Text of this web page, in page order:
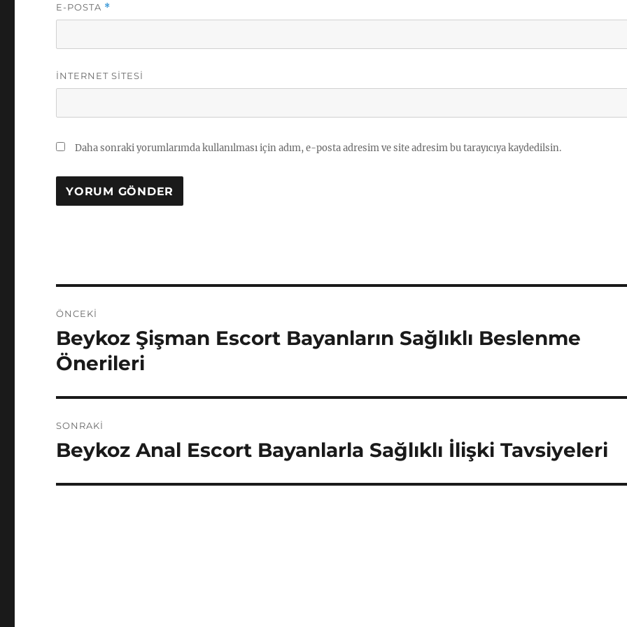
E-POSTA *
İNTERNET SITESI
Daha sonraki yorumlarımda kullanılması için adım, e-posta adresim ve site adresim bu tarayıcıya kaydedilsin.
gezinmesi
ÖNCEKI
Önceki
yazı:
Beykoz Şişman Escort Bayanların Sağlıklı Beslenme
Önerileri
SONRAKI
Sonraki
Beykoz Anal Escort Bayanlarla Sağlıklı İlişki Tavsiyeleri